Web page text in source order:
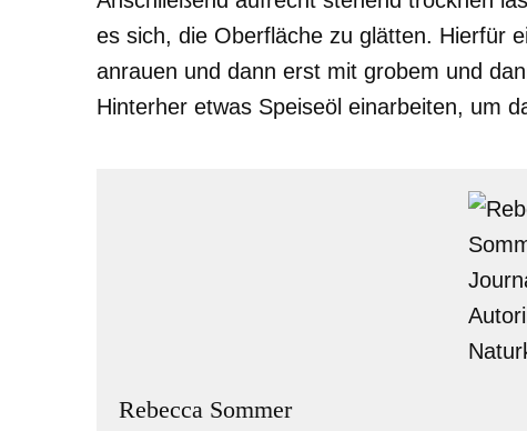
es sich, die Oberfläche zu glätten. Hierfür
anrauen und dann erst mit grobem und
Hinterher etwas Speiseöl einarbeiten, um
Rebecca Sommer